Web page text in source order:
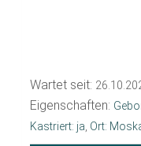
Wartet seit:
Eigenschaften:
Kastriert: ja Ort: